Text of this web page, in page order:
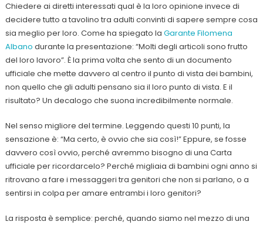
Chiedere ai diretti interessati qual è la loro opinione invece di
decidere tutto a tavolino tra adulti convinti di sapere sempre cosa
sia meglio per loro. Come ha spiegato la Garante Filomena
Albano durante la presentazione: “Molti degli articoli sono frutto
del loro lavoro”. È la prima volta che sento di un documento
ufficiale che mette davvero al centro il punto di vista dei bambini,
non quello che gli adulti pensano sia il loro punto di vista. E il
risultato? Un decalogo che suona incredibilmente normale.
Nel senso migliore del termine. Leggendo questi 10 punti, la
sensazione è: “Ma certo, è ovvio che sia così!” Eppure, se fosse
davvero così ovvio, perché avremmo bisogno di una Carta
ufficiale per ricordarcelo? Perché migliaia di bambini ogni anno si
ritrovano a fare i messaggeri tra genitori che non si parlano, o a
sentirsi in colpa per amare entrambi i loro genitori?
La risposta è semplice: perché, quando siamo nel mezzo di una